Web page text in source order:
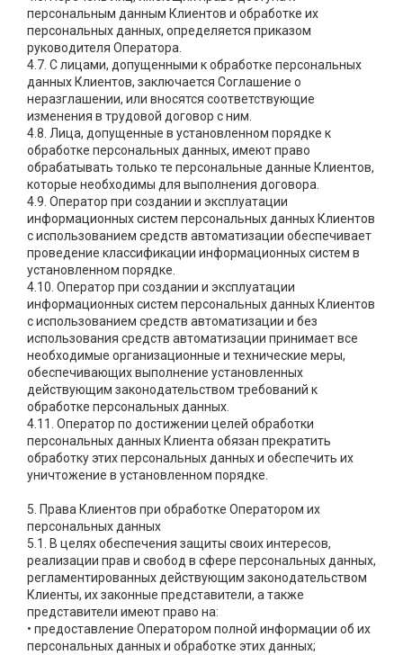
персональным данным Клиентов и обработке их
персональных данных, определяется приказом
руководителя Оператора.
4.7. С лицами, допущенными к обработке персональных
данных Клиентов, заключается Соглашение о
неразглашении, или вносятся соответствующие
изменения в трудовой договор с ним.
4.8. Лица, допущенные в установленном порядке к
обработке персональных данных, имеют право
обрабатывать только те персональные данные Клиентов,
которые необходимы для выполнения договора.
4.9. Оператор при создании и эксплуатации
информационных систем персональных данных Клиентов
с использованием средств автоматизации обеспечивает
проведение классификации информационных систем в
установленном порядке.
4.10. Оператор при создании и эксплуатации
информационных систем персональных данных Клиентов
с использованием средств автоматизации и без
использования средств автоматизации принимает все
необходимые организационные и технические меры,
обеспечивающих выполнение установленных
действующим законодательством требований к
обработке персональных данных.
4.11. Оператор по достижении целей обработки
персональных данных Клиента обязан прекратить
обработку этих персональных данных и обеспечить их
уничтожение в установленном порядке.
5. Права Клиентов при обработке Оператором их
персональных данных
5.1. В целях обеспечения защиты своих интересов,
реализации прав и свобод в сфере персональных данных,
регламентированных действующим законодательством
Клиенты, их законные представители, а также
представители имеют право на:
• предоставление Оператором полной информации об их
персональных данных и обработке этих данных;